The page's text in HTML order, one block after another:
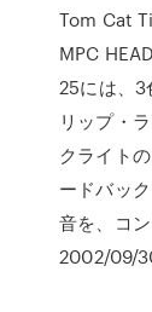
Tom Cat
MPC
25には、3
リップ・
クライト
ードバッ
音を、コ
2002/09/